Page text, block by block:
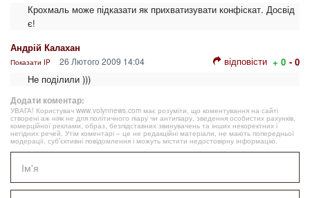
Крохмаль може підказати як прихватизувати конфіскат. Досвід
є!
Андрій Калахан
Показати IP 26 Лютого 2009 14:04 відповісти + 0 - 0
Не поділили )))
Додати коментар:
УВАГА! Користувач www.volynnews.com має розуміти, що коментування на сайті
створені аж ніяк не для політичного піару чи антипіару, зведення особистих рахунків,
комерційної реклами, образ, безпідставних звинувачень та інших некоректних і
негідних речей. Утім коментарі – це не редакційні матеріали, не мають попередньої
модерації, суб’єктивні повідомлення і можуть містити недостовірну інформацію.